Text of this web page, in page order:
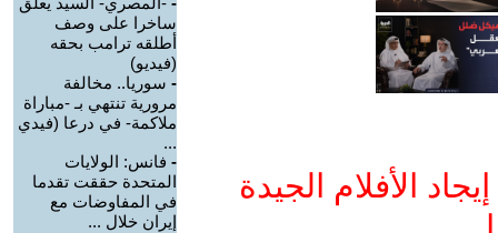
الأفلام الجيدة
ساخرا على وصف
أطلقه ترامب بحقه
(فيديو)
- سوريا.. مخالفة
مرورية تنتهي بـ -مباراة
ملاكمة- في درعا (فيدي
...
- فانس: الولايات
المتحدة حققت تقدما
في المفاوضات مع
إيران خلال ...